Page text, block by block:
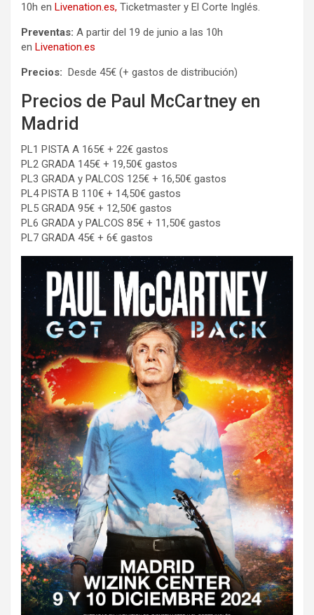
10h en Livenation.es, Ticketmaster y El Corte Inglés.
Preventas: A partir del 19 de junio a las 10h
en Livenation.es
Precios: Desde 45€ (+ gastos de distribución)
Precios de Paul McCartney en
Madrid
PL1 PISTA A 165€ + 22€ gastos
PL2 GRADA 145€ + 19,50€ gastos
PL3 GRADA y PALCOS 125€ + 16,50€ gastos
PL4 PISTA B 110€ + 14,50€ gastos
PL5 GRADA 95€ + 12,50€ gastos
PL6 GRADA y PALCOS 85€ + 11,50€ gastos
PL7 GRADA 45€ + 6€ gastos